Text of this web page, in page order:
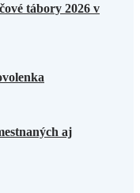
tábory 2026 v
aj